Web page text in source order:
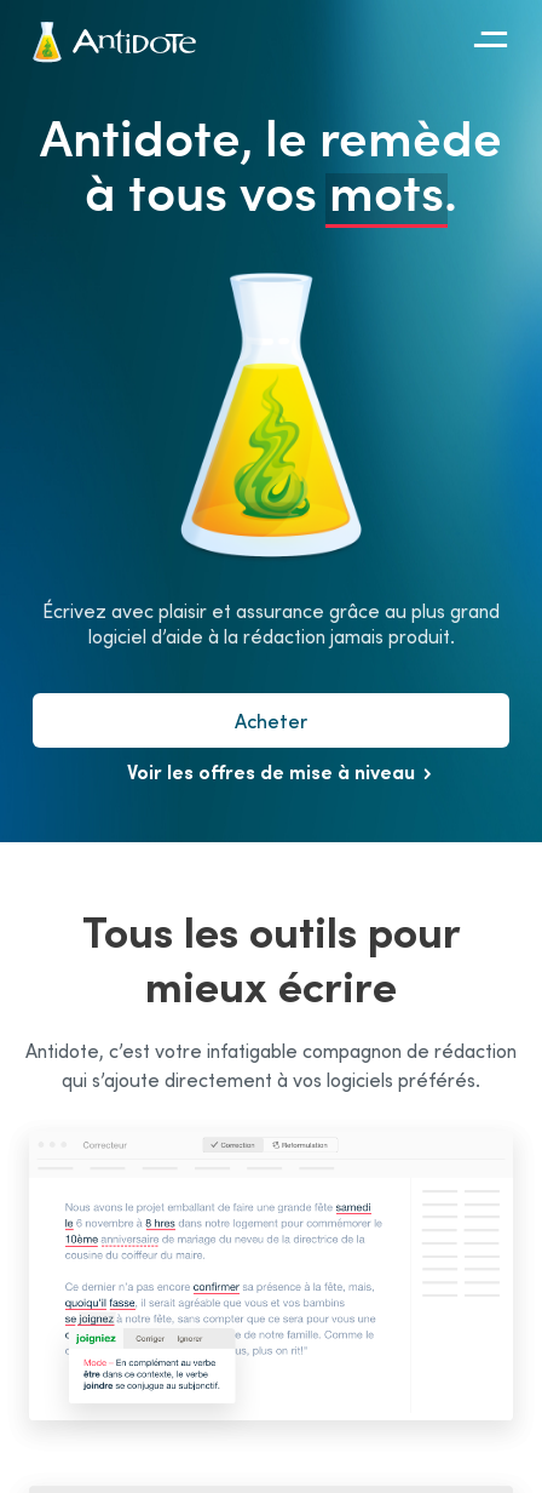
Antidote
Organisations
Intégrations
Antidote, le remède
à tous vosmots.
Écrivez avec plaisir et assurance grâce au plus grand
logiciel d’aide à la rédaction jamais produit.
Acheter
Voir les offres de mise à niveau
Tous les outils pour
mieux écrire
Antidote, c’est votre infatigable compagnon de rédaction
qui s’ajoute directement à vos logiciels préférés.